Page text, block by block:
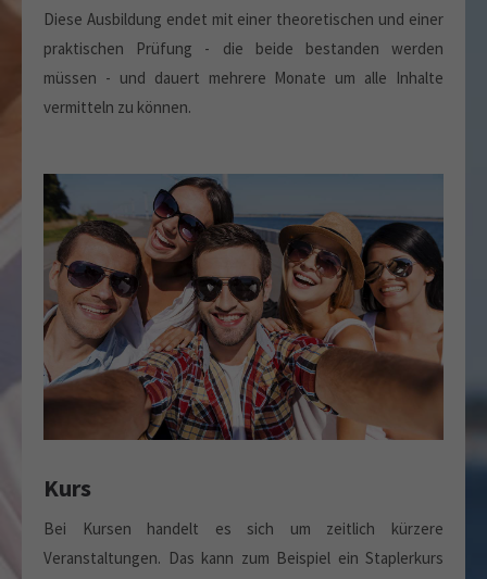
Diese Ausbildung endet mit einer theoretischen und einer
praktischen Prüfung - die beide bestanden werden
müssen - und dauert mehrere Monate um alle Inhalte
vermitteln zu können.
Kurs
Bei Kursen handelt es sich um zeitlich kürzere
Veranstaltungen. Das kann zum Beispiel ein Staplerkurs